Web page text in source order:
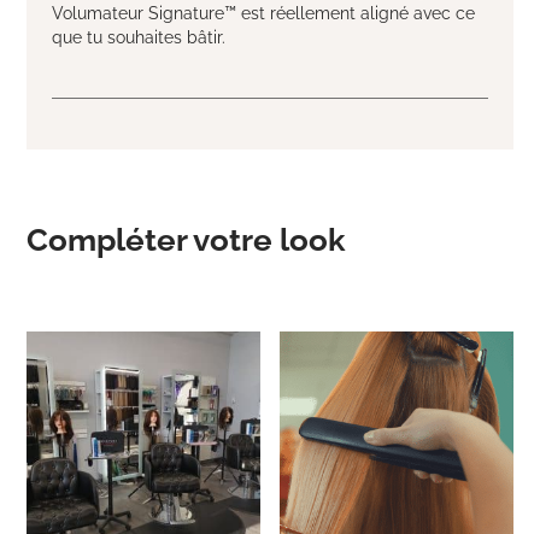
Volumateur Signature™ est réellement aligné avec ce
que tu souhaites bâtir.
Compléter votre look